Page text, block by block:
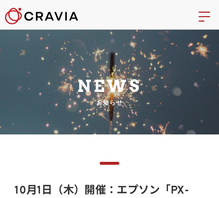
NEWS
お知らせ
10月1日（木）開催：エプソン「PX-